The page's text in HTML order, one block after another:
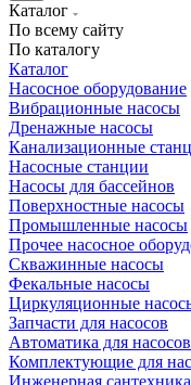
Каталог
По всему сайту
По каталогу
Каталог
Насосное оборудование
Вибрационные насосы
Дренажные насосы
Канализационные
Насосные станции
Насосы для бассейнов
Поверхностные насосы
Промышленные насосы
Прочее насосное
Скважинные насосы
Фекальные насосы
Циркуляционные
Запчасти для насосов
Автоматика для насосов
Комплектующие для
Инженерная сантехника